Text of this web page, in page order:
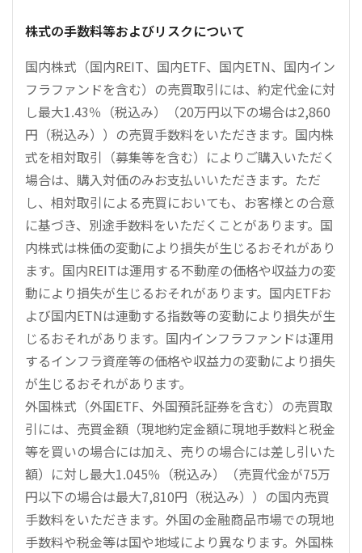
株式の手数料等およびリスクについて
国内株式（国内REIT、国内ETF、国内ETN、国内イン
フラファンドを含む）の売買取引には、約定代金に対
し最大1.43％（税込み）（20万円以下の場合は2,860
円（税込み））の売買手数料をいただきます。国内株
式を相対取引（募集等を含む）によりご購入いただく
場合は、購入対価のみお支払いいただきます。ただ
し、相対取引による売買においても、お客様との合意
に基づき、別途手数料をいただくことがあります。国
内株式は株価の変動により損失が生じるおそれがあり
ます。国内REITは運用する不動産の価格や収益力の変
動により損失が生じるおそれがあります。国内ETFお
よび国内ETNは連動する指数等の変動により損失が生
じるおそれがあります。国内インフラファンドは運用
するインフラ資産等の価格や収益力の変動により損失
が生じるおそれがあります。
外国株式（外国ETF、外国預託証券を含む）の売買取
引には、売買金額（現地約定金額に現地手数料と税金
等を買いの場合には加え、売りの場合には差し引いた
額）に対し最大1.045％（税込み）（売買代金が75万
円以下の場合は最大7,810円（税込み））の国内売買
手数料をいただきます。外国の金融商品市場での現地
手数料や税金等は国や地域により異なります。外国株